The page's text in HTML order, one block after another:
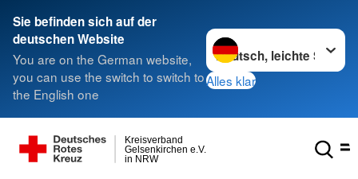
Sie befinden sich auf der
deutschen Website
You are on the German website,
you can use the switch to switch to
the English one
Sprache wechseln zu
Alles klar
in NRW
Gelsenkirchen e.V.
Kreisverband